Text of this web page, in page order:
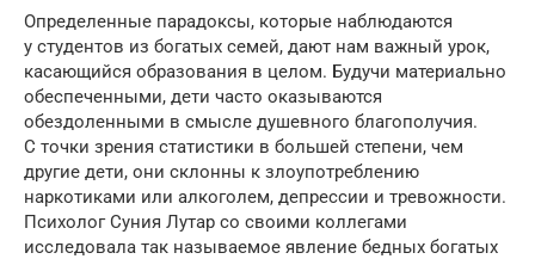
Определенные парадоксы, которые наблюдаются
у студентов из богатых семей, дают нам важный урок,
касающийся образования в целом. Будучи материально
обеспеченными, дети часто оказываются
обездоленными в смысле душевного благополучия.
С точки зрения статистики в большей степени, чем
другие дети, они склонны к злоупотреблению
наркотиками или алкоголем, депрессии и тревожности.
Психолог Суния Лутар со своими коллегами
исследовала так называемое явление бедных богатых